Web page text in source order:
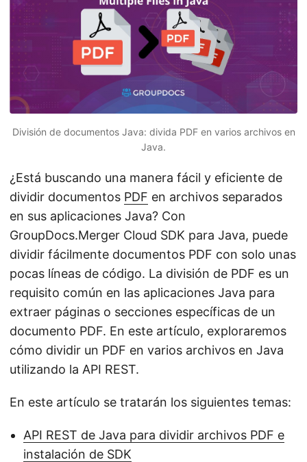
División de documentos Java: divida PDF en varios archivos en
Java.
¿Está buscando una manera fácil y eficiente de
dividir documentos PDF en archivos separados
en sus aplicaciones Java? Con
GroupDocs.Merger Cloud SDK para Java, puede
dividir fácilmente documentos PDF con solo unas
pocas líneas de código. La división de PDF es un
requisito común en las aplicaciones Java para
extraer páginas o secciones específicas de un
documento PDF. En este artículo, exploraremos
cómo dividir un PDF en varios archivos en Java
utilizando la API REST.
En este artículo se tratarán los siguientes temas:
API REST de Java para dividir archivos PDF e
instalación de SDK